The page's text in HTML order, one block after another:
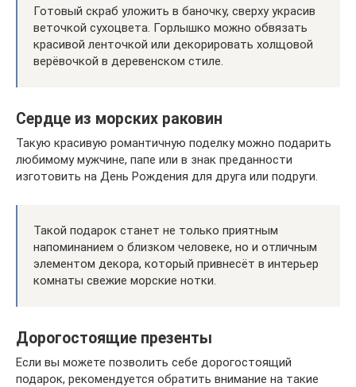
Готовый скраб уложить в баночку, сверху украсив
веточкой сухоцвета. Горлышко можно обвязать
красивой ленточкой или декорировать холщовой
верёвочкой в деревенском стиле.
Сердце из морских раковин
Такую красивую романтичную поделку можно подарить
любимому мужчине, папе или в знак преданности
изготовить на День Рождения для друга или подруги.
Такой подарок станет не только приятным
напоминанием о близком человеке, но и отличным
элементом декора, который привнесёт в интерьер
комнаты свежие морские нотки.
Дорогостоящие презенты
Если вы можете позволить себе дорогостоящий
подарок, рекомендуется обратить внимание на такие